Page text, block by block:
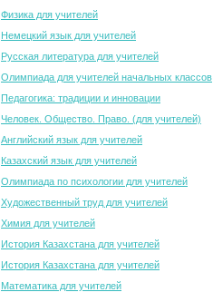
Физика для учителей
Немецкий язык для учителей
Русская литература для учителей
Олимпиада для учителей начальных классов
Педагогика: традиции и инновации
Человек. Общество. Право. (для учителей)
Английский язык для учителей
Казахский язык для учителей
Олимпиада по психологии для учителей
Художественный труд для учителей
Химия для учителей
История Казахстана для учителей
История Казахстана для учителей
Математика для учителей